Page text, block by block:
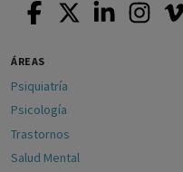
ÁREAS
Psiquiatría
Psicología
Trastornos
Salud Mental